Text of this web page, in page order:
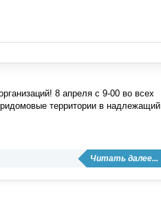
8 апреля с 9-00 во всех
территории в надлежащий
Читать далее...